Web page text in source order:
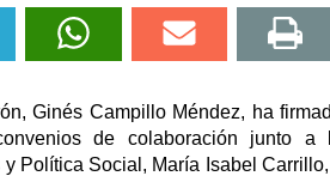
Ginés Campillo Méndez, ha
de colaboración junto a
Política Social, María Isabel